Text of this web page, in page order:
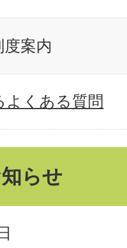
案内
よくある質問
らせ